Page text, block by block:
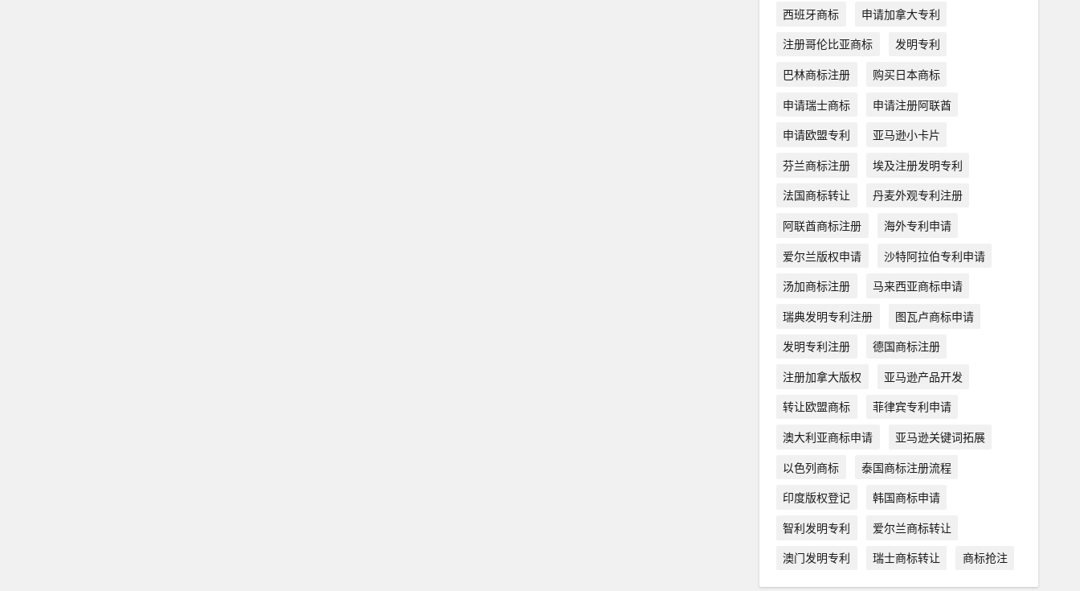
西班牙商标
申请加拿大专利
注册哥伦比亚商标
发明专利
巴林商标注册
购买日本商标
申请瑞士商标
申请注册阿联酋
申请欧盟专利
亚马逊小卡片
芬兰商标注册
埃及注册发明专利
法国商标转让
丹麦外观专利注册
阿联酋商标注册
海外专利申请
爱尔兰版权申请
沙特阿拉伯专利申请
汤加商标注册
马来西亚商标申请
瑞典发明专利注册
图瓦卢商标申请
发明专利注册
德国商标注册
注册加拿大版权
亚马逊产品开发
转让欧盟商标
菲律宾专利申请
澳大利亚商标申请
亚马逊关键词拓展
以色列商标
泰国商标注册流程
印度版权登记
韩国商标申请
智利发明专利
爱尔兰商标转让
澳门发明专利
瑞士商标转让 商标抢注